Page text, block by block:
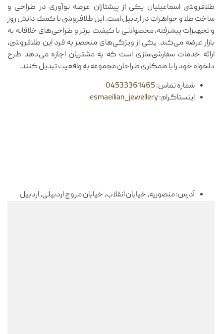
طلافروشی اسماعیلیان یکی از پیشتازان عرصه نوآوری در طراحی و
ساخت طلا و جواهرات در اردبیل است. این طلافروشی با کمک دانش روز
و تجهیزات پیشرفته، محصولاتی با کیفیت برتر و طراحی‌های خلاقانه به
بازار عرضه می‌کند. یکی از ویژگی‌های منحصر به فرد این طلافروشی،
ارائه خدمات سفارشی‌سازی است که به مشتریان اجازه می‌دهد طرح
دلخواه خود را با همکاری طراحان مجموعه به واقعیت تبدیل کنند.
شماره تماس:04533361465
اینستاگرام:esmaeilian_jewellery
آدرس: منصوریه، خیابان انقلاب، خیابان مروج اردبیلی، اردبیل